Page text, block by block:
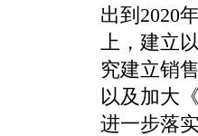
出到 2020
上，建立
究建立销
以及加大
进一步落